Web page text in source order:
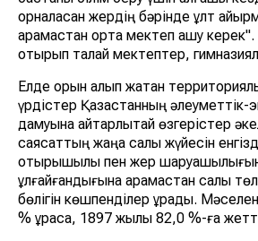
орналасқан жердің бәрінде ұлт
қарамастан ортақ мектеп ашу
отырып талай мектептер,
Елде орын алып жатқан
үрдістер Қазақстанның әлеуметтік-
дамуына айтарлықтай өзгерістер
саясаттың жаңа салық жүйесін
отырықшылық пен жер
ұлғайғандығына қарамастан салық
бөлігін көшпенділер құрады.
% құраса, 1897 жылы 82,0 %-ға